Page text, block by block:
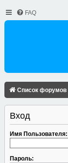
FAQ
Список форумов
Вход
Имя Пользователя:
Пароль: